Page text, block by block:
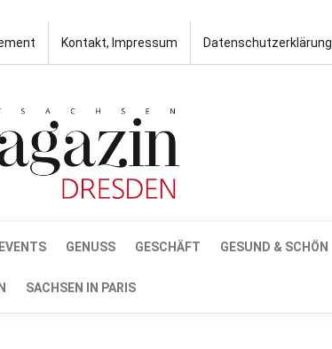
Kontakt, Impressum Datenschutzerklärung
EVENTS GENUSS GESCHÄFT GESUND & SCHÖN
SACHSEN IN PARIS